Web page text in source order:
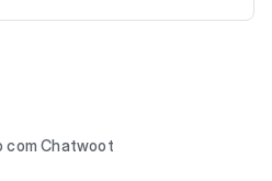
comChatwoot